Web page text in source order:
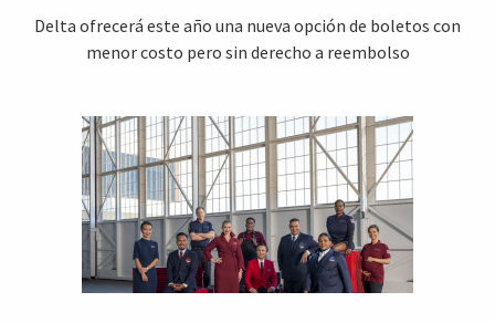
Delta ofrecerá este año una nueva opción de boletos con
menor costo pero sin derecho a reembolso